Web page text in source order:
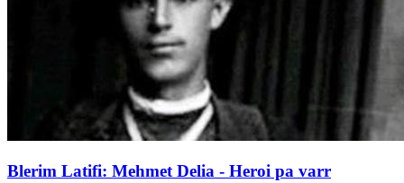
Blerim Latifi: Mehmet Delia - Heroi pa varr